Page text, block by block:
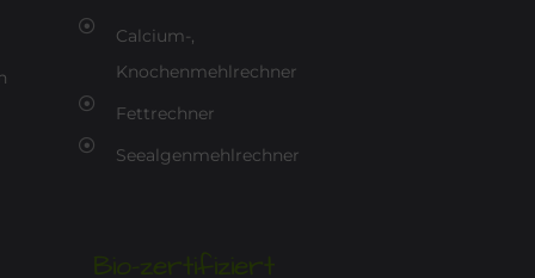
Calcium-,
Knochenmehlrechner
Fettrechner
Seealgenmehlrechner
Bio-zertifiziert